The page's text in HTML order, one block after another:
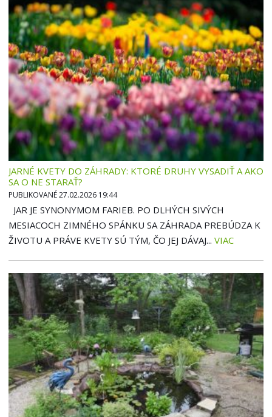
JARNÉ KVETY DO ZÁHRADY: KTORÉ DRUHY VYSADIŤ A AKO
SA O NE STARAŤ?
PUBLIKOVANÉ 27.02.2026 19:44
JAR JE SYNONYMOM FARIEB. PO DLHÝCH SIVÝCH
MESIACOCH ZIMNÉHO SPÁNKU SA ZÁHRADA PREBÚDZA K
ŽIVOTU A PRÁVE KVETY SÚ TÝM, ČO JEJ DÁVAJ... VIAC